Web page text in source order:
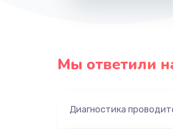
Мы ответили
Диагностика